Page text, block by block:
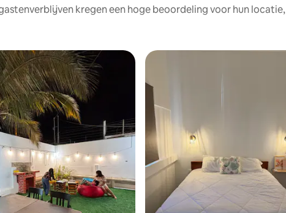
kregen een hoge beoordeling voor hun
van 4,67 uit 5, 6 recensies